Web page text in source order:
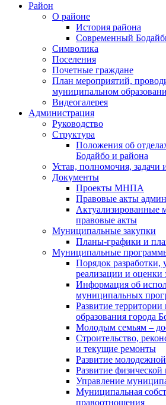
Район
О районе
История района
Современный
Символика
Поселения
Почетные граждане
План мероприятий,
муниципальном
Видеогалерея
Администрация
Руководство
Структура
Положения об
Бодайбо и района
Устав, полномочия, задачи
Документы
Проекты МНПА
Правовые акты
Актуализированные
правовые акты
Муниципальные закупки
Планы-графики и
Муниципальные
Порядок разработки,
реализации и оценки
Информация об
муниципальных
Развитие
образования города
Молодым семьям –
Строительство,
и текущие ремонты
Развитие
Развитие физической
Управление
Муниципальная
правоотношения